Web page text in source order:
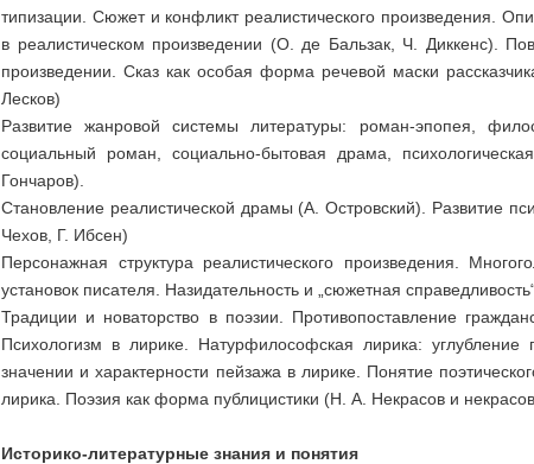
типизации. Сюжет и конфликт реалистического произведения.
в реалистическом произведении (О. де Бальзак, Ч. Диккенс).
произведении. Сказ как особая форма речевой маски
Лесков)
Развитие жанровой системы литературы: роман-эпопея,
социальный роман, социально-бытовая драма,
Гончаров).
Становление реалистической драмы (А. Островский). Развитие
Чехов, Г. Ибсен)
Персонажная структура реалистического произведения.
установок писателя. Назидательность и „сюжетная
Традиции и новаторство в поэзии. Противопоставление
Психологизм в лирике. Натурфилософская лирика:
значении и характерности пейзажа в лирике. Понятие
лирика. Поэзия как форма публицистики (Н. А. Некрасов и
Историко-литературные знания и понятия